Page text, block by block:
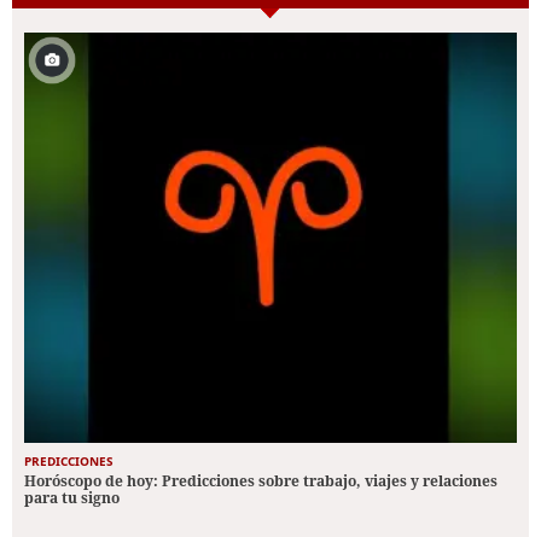
PREDICCIONES
Horóscopo de hoy: Predicciones sobre trabajo, viajes y relaciones
para tu signo